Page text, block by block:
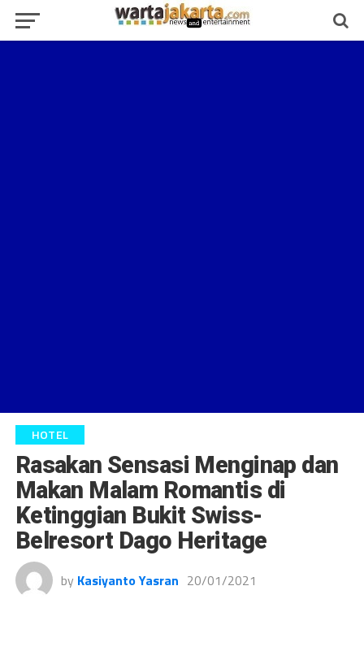
HOTEL
Rasakan Sensasi Menginap dan
Makan Malam Romantis di
Ketinggian Bukit Swiss-
Belresort Dago Heritage
by Kasiyanto Yasran 20/01/2021